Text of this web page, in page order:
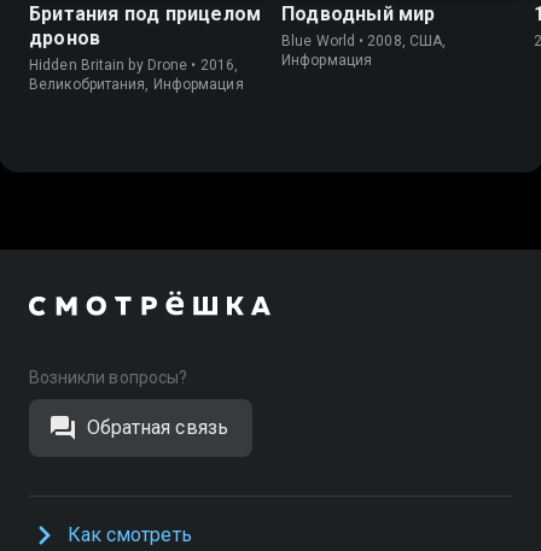
Британия под прицелом
дронов
Hidden Britain by Drone • 2016,
Великобритания, Информация
Подводный мир
Blue World • 2008, США,
Информация
Возникли вопросы?
Обратная связь
Как смотреть